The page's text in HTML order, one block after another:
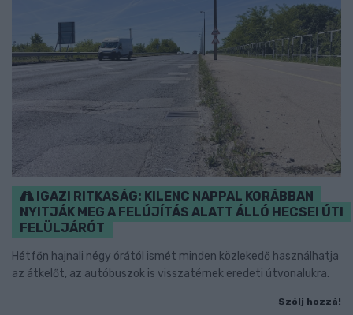
IGAZI RITKASÁG: KILENC NAPPAL KORÁBBAN
NYITJÁK MEG A FELÚJÍTÁS ALATT ÁLLÓ HECSEI ÚTI
FELÜLJÁRÓT
Hétfőn hajnali négy órától ismét minden közlekedő használhatja
az átkelőt, az autóbuszok is visszatérnek eredeti útvonalukra.
Szólj hozzá!